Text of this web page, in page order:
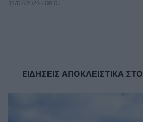
31/07/2026 - 08:02
ΕΙΔΗΣΕΙΣ ΑΠΟΚΛΕΙΣΤΙΚΑ ΣΤΟ